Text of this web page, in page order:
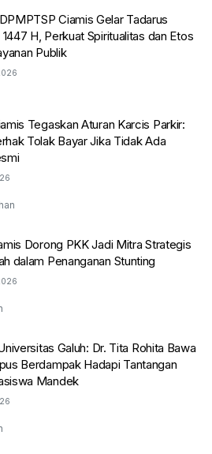
Ciamis Gelar Tadarus
1447 H, Perkuat Spiritualitas dan Etos
Publik
Tegaskan Aturan Karcis Parkir:
Tolak Bayar Jika Tidak Ada
Dorong PKK Jadi Mitra Strategis
dalam Penanganan Stunting
Galuh: Dr. Tita Rohita Bawa
Berdampak Hadapi Tantangan
Mandek